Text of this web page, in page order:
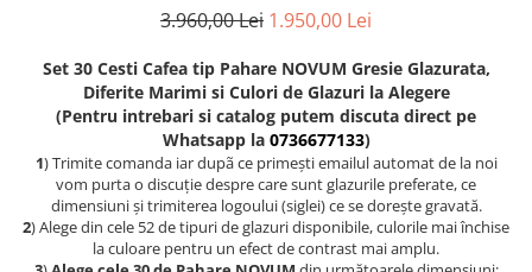
3.960,00 Lei 1.950,00 Lei
Set 30 Cesti Cafea tip Pahare NOVUM Gresie Glazurata,
Diferite Marimi si Culori de Glazuri la Alegere
(Pentru intrebari si catalog putem discuta direct pe
Whatsapp la 0736677133)
1) Trimite comanda iar dupã ce primești emailul automat de la noi
vom purta o discuție despre care sunt glazurile preferate, ce
dimensiuni și trimiterea logoului (siglei) ce se dorește gravată.
2) Alege din cele 52 de tipuri de glazuri disponibile, culorile mai închise
la culoare pentru un efect de contrast mai amplu.